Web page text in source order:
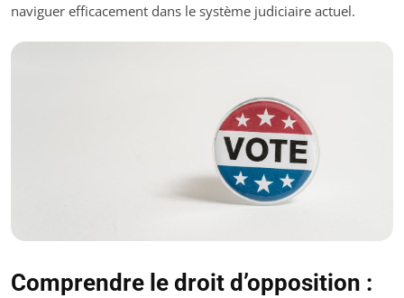
naviguer efficacement dans le système judiciaire actuel.
Comprendre le droit d’opposition :